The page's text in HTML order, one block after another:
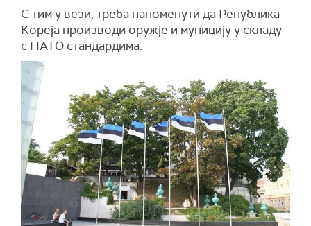
С тим у вези, треба напоменути да Република
Кореја производи оружје и муницију у складу
с НАТО стандардима.